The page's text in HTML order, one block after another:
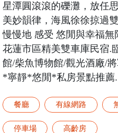
星潭圓滾滾的礫灘，放任
美妙韻律，海風徐徐掠過
慢慢地 感受 悠閒與幸福
花蓮市區精美雙車庫民宿.
館/柴魚博物館/觀光酒廠/
*寧靜*悠閒*私房景點推薦.
餐廳 有線網路
停車場 高齡房